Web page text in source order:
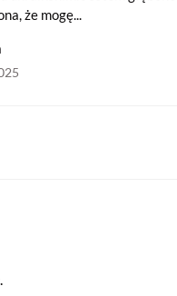
że mogę...